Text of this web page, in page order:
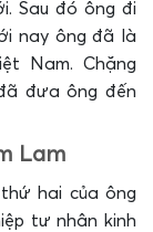
Sau đó ông đi
nay ông đã là
Nam. Chặng
đưa ông đến
Lam
hai của ông
tư nhân kinh